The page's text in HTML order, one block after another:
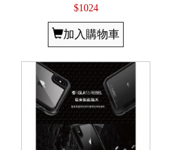
$1024
加入購物車